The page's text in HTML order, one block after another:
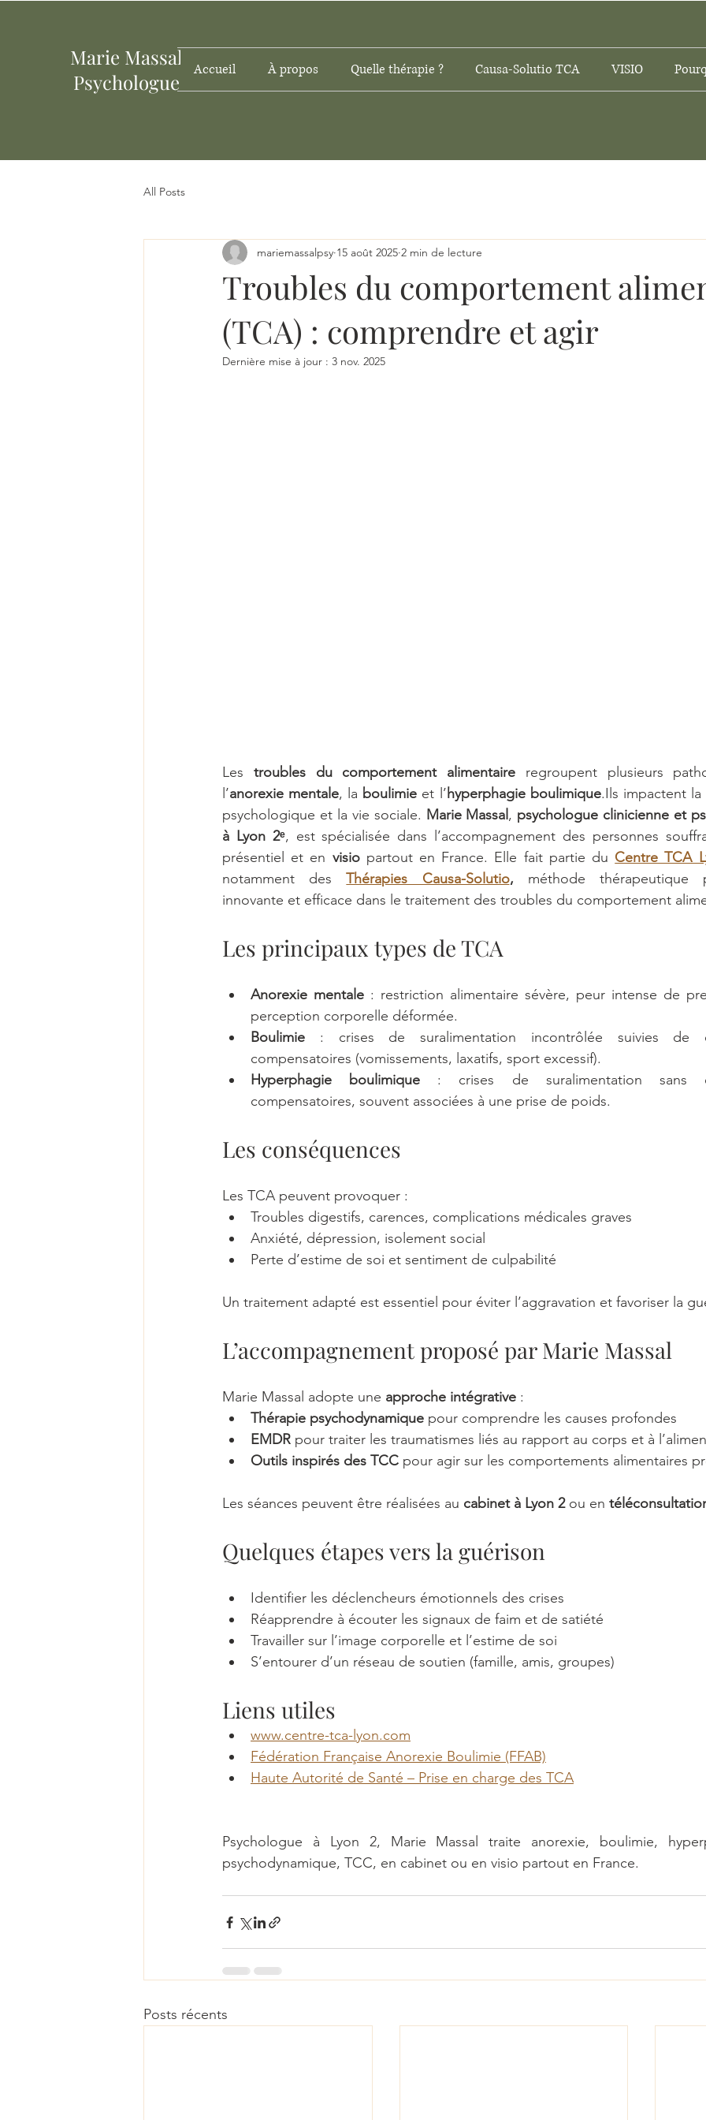
Marie Massal
Psychologue
Accueil À propos Quelle thérapie ? Causa-Solutio TCA VISIO
All Posts
Troubles du comportement
(TCA) : comprendre et agir
mariemassalpsy 15 août 2025 2 min de lecture
Dernière mise à jour : 3 nov. 2025
Les troubles du comportement alimentaire regroupent plusieurs
l’anorexie mentale, la boulimie et l’hyperphagie boulimique.Ils impactent la
psychologique et la vie sociale. Marie Massal , psychologue clinicienne et
à Lyon 2ᵉ, est spécialisée dans l’accompagnement des personnes
présentiel et en visio partout en France. Elle fait partie du Centre TCA
notamment des Thérapies Causa-Solutio, méthode thérapeutique
innovante et efficace dans le traitement des troubles du comportement
Les principaux types de TCA
Anorexie mentale : restriction alimentaire sévère, peur intense de
perception corporelle déformée.
Boulimie : crises de suralimentation incontrôlée suivies de
compensatoires (vomissements, laxatifs, sport excessif).
Hyperphagie boulimique : crises de suralimentation sans
compensatoires, souvent associées à une prise de poids.
Les conséquences
Les TCA peuvent provoquer :
Troubles digestifs, carences, complications médicales graves
Anxiété, dépression, isolement social
Perte d’estime de soi et sentiment de culpabilité
Un traitement adapté est essentiel pour éviter l’aggravation et favoriser la
L’accompagnement proposé par Marie Massal
Marie Massal adopte une approche intégrative :
Thérapie psychodynamique pour comprendre les causes profondes
EMDR pour traiter les traumatismes liés au rapport au corps et à
Outils inspirés des TCC pour agir sur les comportements alimentaires
Les séances peuvent être réalisées au cabinet à Lyon 2 ou en
Quelques étapes vers la guérison
Identifier les déclencheurs émotionnels des crises
Réapprendre à écouter les signaux de faim et de satiété
Travailler sur l’image corporelle et l’estime de soi
S’entourer d’un réseau de soutien (famille, amis, groupes)
Liens utiles
www.centre-tca-lyon.com
Fédération Française Anorexie Boulimie (FFAB)
Haute Autorité de Santé – Prise en charge des TCA
Psychologue à Lyon 2, Marie Massal traite anorexie, boulimie,
psychodynamique, TCC, en cabinet ou en visio partout en France.
Posts récents